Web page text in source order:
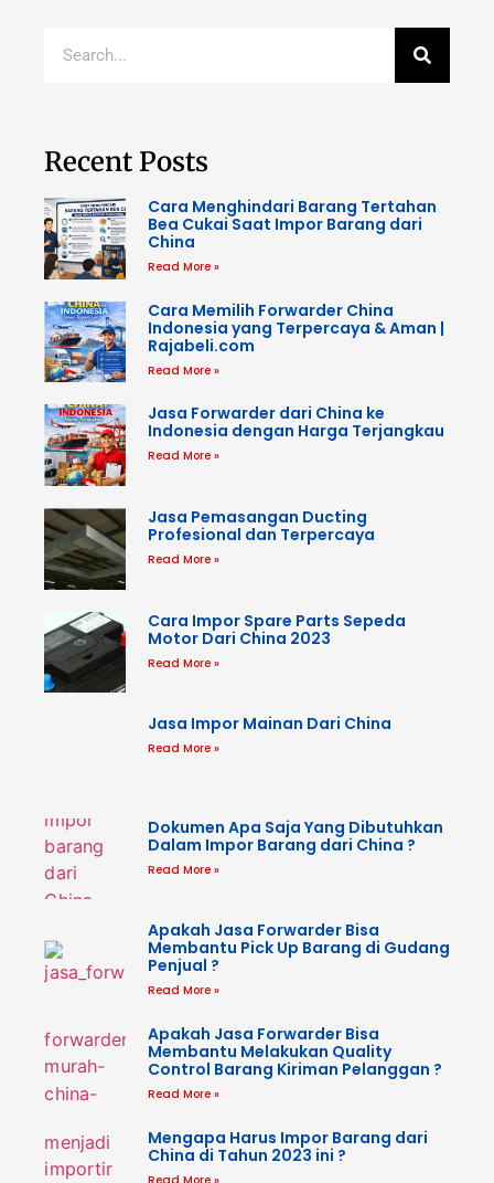
Recent Posts
Cara Menghindari Barang Tertahan
Bea Cukai Saat Impor Barang dari
China
Read More »
Cara Memilih Forwarder China
Indonesia yang Terpercaya & Aman |
Rajabeli.com
Read More »
Jasa Forwarder dari China ke
Indonesia dengan Harga Terjangkau
Read More »
Jasa Pemasangan Ducting
Profesional dan Terpercaya
Read More »
Cara Impor Spare Parts Sepeda
Motor Dari China 2023
Read More »
Jasa Impor Mainan Dari China
Read More »
Dokumen Apa Saja Yang Dibutuhkan
Dalam Impor Barang dari China ?
Read More »
Apakah Jasa Forwarder Bisa
Membantu Pick Up Barang di Gudang
Penjual ?
Read More »
Apakah Jasa Forwarder Bisa
Membantu Melakukan Quality
Control Barang Kiriman Pelanggan ?
Read More »
Mengapa Harus Impor Barang dari
China di Tahun 2023 ini ?